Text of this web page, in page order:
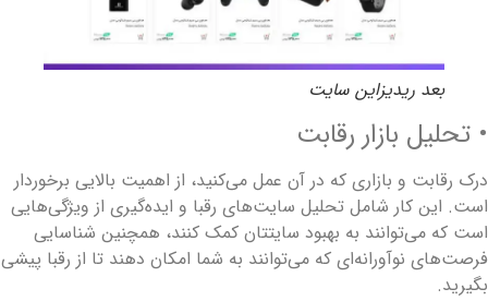
بعد ریدیزاین سایت
• تحلیل بازار رقابت
درک رقابت و بازاری که در آن عمل می‌کنید، از اهمیت بالایی برخوردار
است. این کار شامل تحلیل سایت‌های رقبا و ایده‌گیری از ویژگی‌هایی
است که می‌توانند به بهبود سایتتان کمک کنند، همچنین شناسایی
فرصت‌های نوآورانه‌ای که می‌توانند به شما امکان دهند تا از رقبا پیشی
بگیرید.